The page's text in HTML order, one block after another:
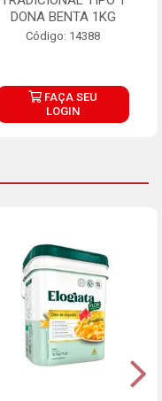
DONA BENTA 1KG
Código: 14388
FAÇA SEU
LOGIN